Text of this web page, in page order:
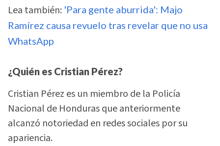
Lea también: 'Para gente aburrida': Majo
Ramírez causa revuelo tras revelar que no usa
WhatsApp
¿Quién es Cristian Pérez?
Cristian Pérez es un miembro de la Policía
Nacional de Honduras que anteriormente
alcanzó notoriedad en redes sociales por su
apariencia.